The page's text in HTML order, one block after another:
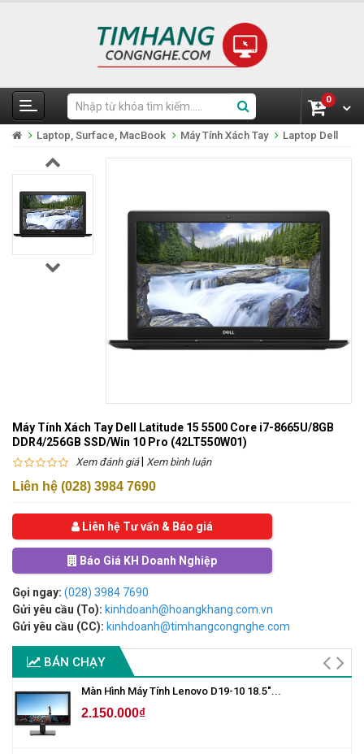
0
Laptop, Surface, MacBook Máy Tính Xách Tay Laptop Dell
Máy Tính Xách Tay Dell Latitude 15 5500 Core i7-8665U/8GB
DDR4/256GB SSD/Win 10 Pro (42LT550W01)
Xem đánh giá| Xem bình luận
Liên hệ (028) 3984 7690
Liên hệ Tư vấn & Báo giá
Báo Giá KH Doanh Nghiệp
Gọi ngay: (028) 3984 7690
Gửi yêu cầu (To): kinhdoanh@hoangkhang.com.vn
Gửi yêu cầu (CC): kinhdoanh@timhangcongnghe.com
BÁN CHẠY
Màn Hình Máy Tính Lenovo D19-10 18.5"...
2.150.000₫